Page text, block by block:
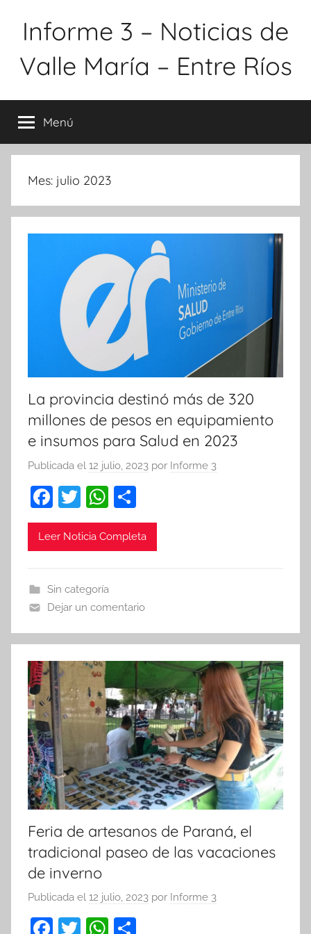
Informe 3 – Noticias de
Valle María – Entre Ríos
Menú
Mes: julio 2023
La provincia destinó más de 320
millones de pesos en equipamiento
e insumos para Salud en 2023
Publicada el 12 julio, 2023 por Informe 3
F
a
c
b
o
o
k
T
w
itt
W
h
at
A
p
p
o
m
tir
Leer Noticia Completa
Sin categoría
Dejar un comentario
Feria de artesanos de Paraná, el
tradicional paseo de las vacaciones
de inverno
Publicada el 12 julio, 2023 por Informe 3
F
T
W